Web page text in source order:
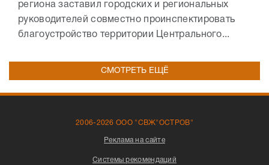
региона заставил городских и региональных
руководителей совместно проинспектировать
благоустройство территории Центрального...
СМОТРЕТЬ ЕЩЁ
2006-2026 ООО "СВЖ"ОСТРОВ"
Реклама на сайте
Системы рекомендаций